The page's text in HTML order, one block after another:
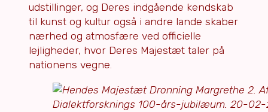
udstillinger, og Deres indgående kendskab
til kunst og kultur også i andre lande skaber
nærhed og atmosfære ved officielle
lejligheder, hvor Deres Majestæt taler på
nationens vegne.